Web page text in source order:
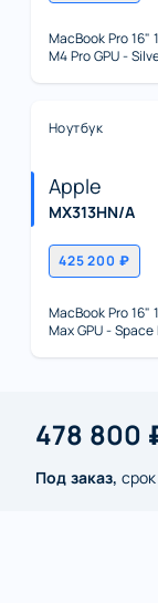
MacBook Pro 16"
M4 Pro GPU -
Ноутбук
Apple
MX313HN/A
425 200 ₽
MacBook Pro 16"
Max GPU - Space
478 800
Под заказ,